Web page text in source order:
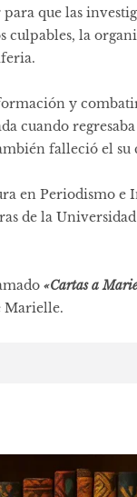
que las
culpables, la
y
cuando
falleció el
en Periodismo e
de la
«Cartas a
Marielle.